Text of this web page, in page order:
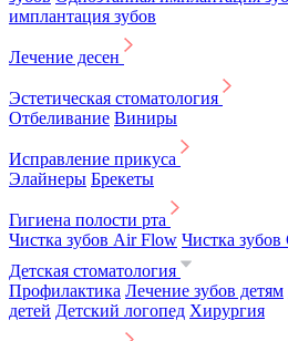
имплантация зубов
Лечение десен
Эстетическая стоматология
Отбеливание Виниры
Исправление прикуса
Элайнеры Брекеты
Гигиена полости рта
Чистка зубов Air Flow Чистка зубов
Детская стоматология
Профилактика Лечение зубов детям
детей Детский логопед Хирургия